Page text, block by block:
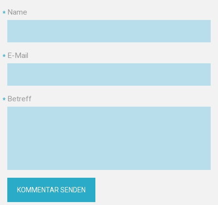
Name
*
E-Mail
*
Betreff
*